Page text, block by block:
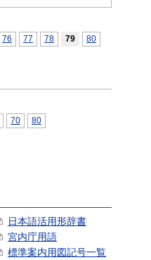
76 77 78 79
80
70 80
日本語活用形辞書
宮内庁用語
標準案内用図記号一覧